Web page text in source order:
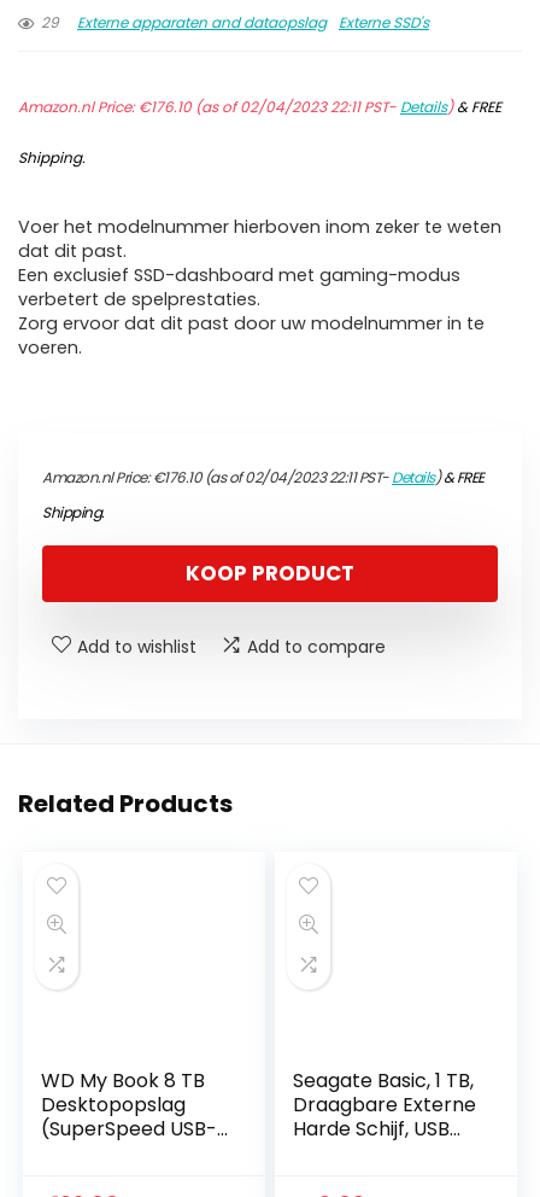
29
Externe apparaten and dataopslag Externe SSD's
Amazon.nl Price:€176.10(as of 02/04/2023 22:11 PST- Details)&FREE
Shipping.
Voer het modelnummer hierboven inom zeker te weten
dat dit past.
Een exclusief SSD-dashboard met gaming-modus
verbetert de spelprestaties.
Zorg ervoor dat dit past door uw modelnummer in te
voeren.
Amazon.nl Price:€176.10(as of 02/04/2023 22:11 PST-Details)&FREE
Shipping.
KOOP PRODUCT
Add to wishlist Add to compare
Related Products
WD My Book 8 TB
Desktopopslag
(SuperSpeed USB-
Seagate Basic, 1 TB,
Draagbare Externe
Harde Schijf, USB